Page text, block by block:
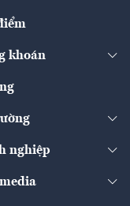
khoán
nghiệp niêm yết
pháp lý
nghiệp